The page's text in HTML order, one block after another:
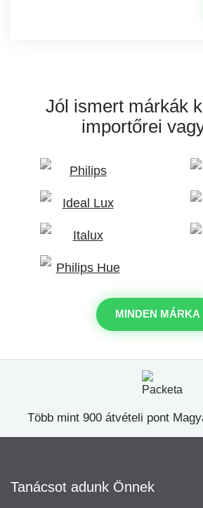
Jól ismert márkák
importőrei
MINDEN MÁRKA
Több mint 900 átvételi pont
Tanácsot adunk Önnek